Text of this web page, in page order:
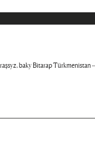
baky Bitarap Türkmenistan